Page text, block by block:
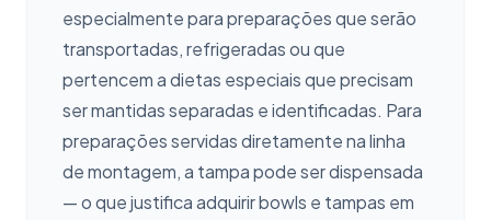
especialmente para preparações que serão
transportadas, refrigeradas ou que
pertencem a dietas especiais que precisam
ser mantidas separadas e identificadas. Para
preparações servidas diretamente na linha
de montagem, a tampa pode ser dispensada
— o que justifica adquirir bowls e tampas em